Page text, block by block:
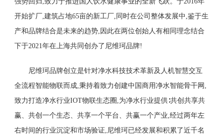
开始扩厂,建筑占地65亩的新工厂,同时在公司整体发展中,鉴于生
产和品牌结合是未来的趋势,因此在两位创始人有相同理念结合
下于2021年在上海共同创办了尼维珂品牌!
尼维珂品牌创立是针对净水科技技术革新及人机智慧交互
全流程智能物联而成,秉持着致力创建中国商用净水智能骨干网,
致力打造净水行业IOT物联生态圈,为净水行业提供∶共创共享共
赢、共创一个生态、共享一个平台、共赢一个产业,经过两年左
右时间的行业沉淀和市场验证,尼维珂已经发展和积累了近千名